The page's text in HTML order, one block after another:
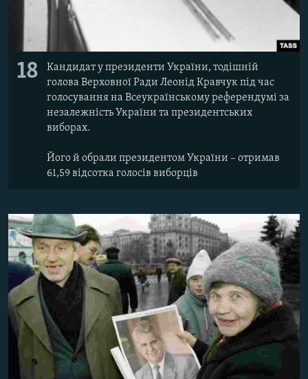
18
Кандидат у президенти України, тодішній
голова Верховної Ради Леонід Кравчук під час
голосування на Всеукраїнському референдумі за
незалежність України та президентських
виборах.
Його й обрали президентом України – отримав
61,59 відсотка голосів виборців